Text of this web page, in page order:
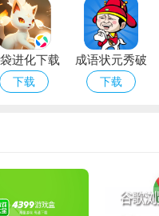
进化下载
网最新版本
下载
成语状元秀破
解版
下载